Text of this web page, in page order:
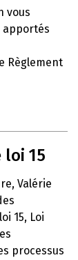
vous
apportés
Règlement
loi 15
Valérie
15, Loi
processus